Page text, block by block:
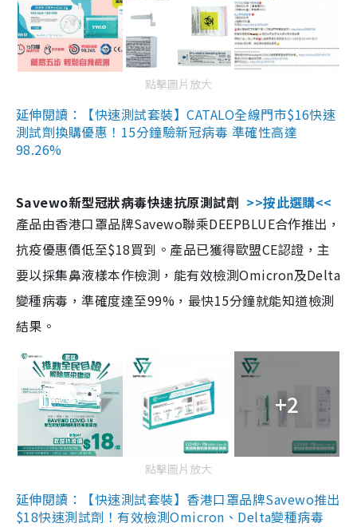
點擊圖片放大
延伸閱讀：【快速測試套裝】CATALO全線門市$16快速
測試劑換購優惠！15分鐘驗新冠病毒 準確性高達
98.26%
Savewo新型冠狀病毒快速抗原測試劑 >>按此選購<<
產品由香港口罩品牌Savewo聯乘DEEPBLUE合作推出，
抗疫優惠價低至$18買到。產品已獲得歐盟CE認證，主
要以採集鼻液樣本作檢測，能有效檢測Omicron及Delta
變種病毒，準確度達至99%，最快15分鐘就能知道檢測
結果。
+2
點擊圖片放大
延伸閱讀：【快速測試套裝】香港口罩品牌Savewo推出
$18快速測試劑！有效檢測Omicron、Delta變種病毒